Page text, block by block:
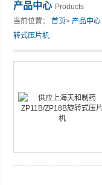
产品中心 Products
当前位置：首页>产品中心
转式压片机